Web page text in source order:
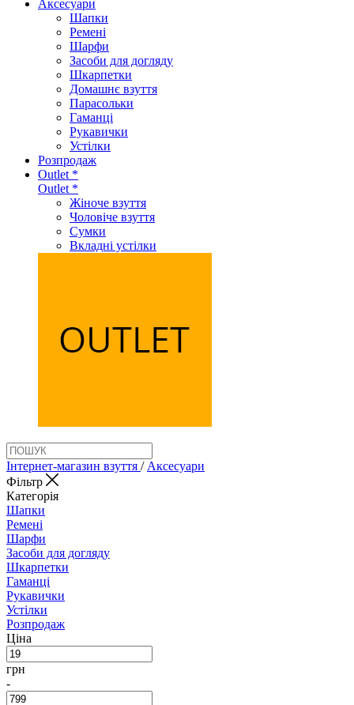
Аксеcуари
Шапки
Ремені
Шарфи
Засоби для догляду
Шкарпетки
Домашнє взуття
Парасольки
Гаманці
Рукавички
Устілки
Розпродаж
Outlet *
Outlet *
Жіноче взуття
Чоловіче взуття
Сумки
Вкладні устілки
Інтернет-магазин взуття / Аксеcуари
Фільтр
Категорія
Шапки
Ремені
Шарфи
Засоби для догляду
Шкарпетки
Гаманці
Рукавички
Устілки
Розпродаж
Ціна
грн
-